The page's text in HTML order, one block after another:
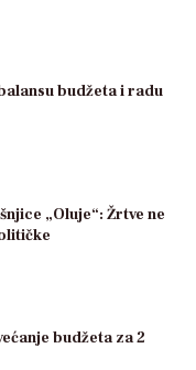
budžeta i radu
„Oluje“: Žrtve ne
budžeta za 2